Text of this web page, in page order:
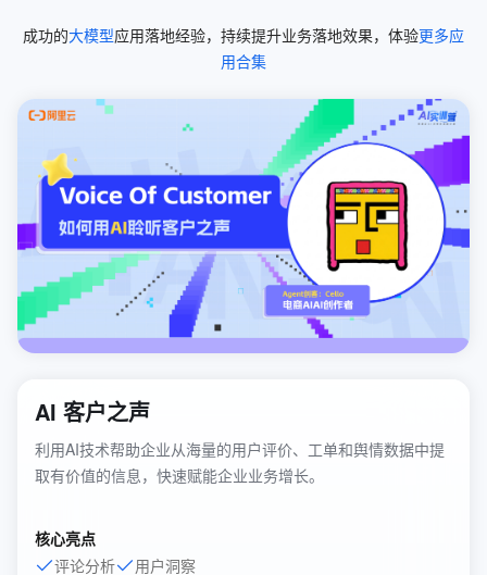
成功的大模型应用落地经验，持续提升业务落地效果，体验更多应
用合集
AI 客户之声
利用AI技术帮助企业从海量的用户评价、工单和舆情数据中提
取有价值的信息，快速赋能企业业务增长。
核心亮点
评论分析
用户洞察